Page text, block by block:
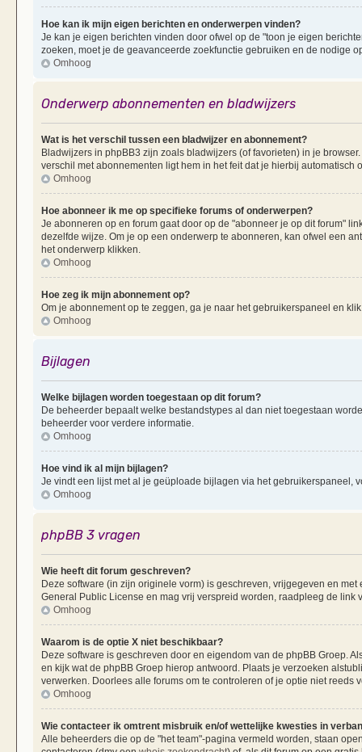
Hoe kan ik mijn eigen berichten en onderwerpen vinden?
Je kan je eigen berichten vinden door ofwel op de "toon je eigen
zoeken, moet je de geavanceerde zoekfunctie gebruiken en de nodige
Omhoog
Onderwerp abonnementen en bladwijzers
Wat is het verschil tussen een bladwijzer en abonnement?
Bladwijzers in phpBB3 zijn zoals bladwijzers (of favorieten) in je
verschil met abonnementen ligt hem in het feit dat je hierbij
Omhoog
Hoe abonneer ik me op specifieke forums of onderwerpen?
Je abonneren op en forum gaat door op de "abonneer je op dit forum"
dezelfde wijze. Om je op een onderwerp te abonneren, kan ofwel een
het onderwerp klikken.
Omhoog
Hoe zeg ik mijn abonnement op?
Om je abonnement op te zeggen, ga je naar het gebruikerspaneel en
Omhoog
Bijlagen
Welke bijlagen worden toegestaan op dit forum?
De beheerder bepaalt welke bestandstypes al dan niet toegestaan
beheerder voor verdere informatie.
Omhoog
Hoe vind ik al mijn bijlagen?
Je vindt een lijst met al je geüploade bijlagen via het gebruikerspaneel,
Omhoog
phpBB 3 vragen
Wie heeft dit forum geschreven?
Deze software (in zijn originele vorm) is geschreven, vrijgegeven en
General Public License en mag vrij verspreid worden, raadpleeg de link
Omhoog
Waarom is de optie X niet beschikbaar?
Deze software is geschreven door en eigendom van de phpBB Groep.
en kijk wat de phpBB Groep hierop antwoord. Plaats je verzoeken
verwerken. Doorlees alle forums om te controleren of je optie niet
Omhoog
Wie contacteer ik omtrent misbruik en/of wettelijke kwesties in
Alle beheerders die op de "het team"-pagina vermeld worden, staan